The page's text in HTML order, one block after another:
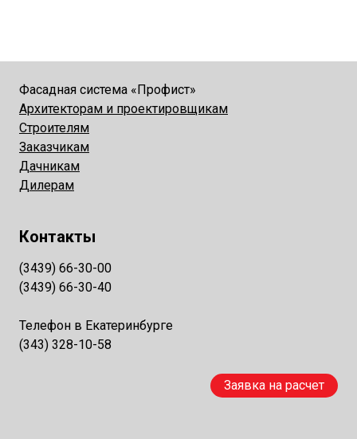
Фасадная система «Профист»
Архитекторам и проектировщикам
Строителям
Заказчикам
Дачникам
Дилерам
Контакты
(3439) 66-30-00
(3439) 66-30-40
Телефон в Екатеринбурге
(343) 328-10-58
Заявка на расчет